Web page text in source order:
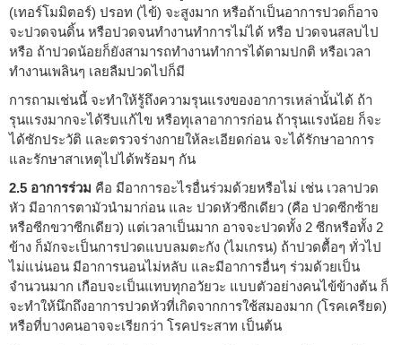
(เทอร์โมมิตอร์) ปรอท (ไข้) จะสูงมาก หรือถ้าเป็นอาการปวดก็อาจ
จะปวดจนดิ้น หรือปวดจนทำงานทำการไม่ได้ หรือ ปวดจนสลบไป
หรือ ถ้าปวดน้อยก็ยังสามารถทำงานทำการได้ตามปกติ หรือเวลา
ทำงานเพลินๆ เลยลืมปวดไปก็มี
การถามเช่นนี้ จะทำให้รู้ถึงความรุนแรงของอาการเหล่านั้นได้ ถ้า
รุนแรงมากจะได้รีบแก้ไข หรือทุเลาอาการก่อน ถ้ารุนแรงน้อย ก็จะ
ได้ซักประวัติ และตรวจร่างกายให้ละเอียดก่อน จะได้รักษาอาการ
และรักษาสาเหตุไปได้พร้อมๆ กัน
2.5 อาการร่วม คือ มีอาการอะไรอื่นร่วมด้วยหรือไม่ เช่น เวลาปวด
หัว มีอาการตามัวนำมาก่อน และ ปวดหัวซีกเดียว (คือ ปวดซีกซ้าย
หรือซีกขวาซีกเดียว) แต่เวลาเป็นมาก อาจจะปวดทั้ง 2 ซีกหรือทั้ง 2
ข้าง ก็มักจะเป็นการปวดแบบลมตะกัง (ไมเกรน) ถ้าปวดตื้อๆ ทั่วไป
ไม่แน่นอน มีอาการนอนไม่หลับ และมีอาการอื่นๆ ร่วมด้วยเป็น
จำนวนมาก เกือบจะเป็นแทบทุกอวัยวะ แบบตัวอย่างคนไข้ข้างต้น ก็
จะทำให้นึกถึงอาการปวดหัวที่เกิดจากการใช้สมองมาก (โรคเครียด)
หรือที่บางคนอาจจะเรียกว่า โรคประสาท เป็นต้น